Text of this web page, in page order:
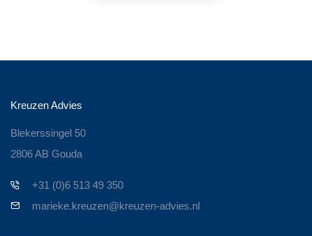
Kreuzen Advies
Blekerssingel 50
2806 AB Gouda
+31 (0)6 513 49 350
marieke.kreuzen@kreuzen-advies.nl